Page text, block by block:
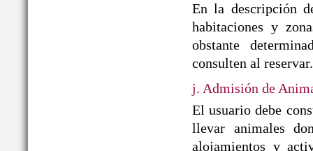
En la descripción
habitaciones y
obstante
consulten al reservar.
j. Admisión de
El usuario debe
llevar animales
alojamientos y